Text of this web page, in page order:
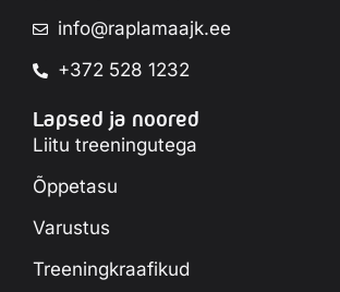
info@raplamaajk.ee
+372 528 1232
Lapsed ja noored
Liitu treeningutega
Õppetasu
Varustus
Treeningkraafikud